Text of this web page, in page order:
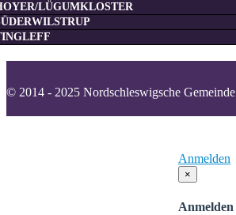
LÜGUMKLOSTER
© 2014 - 2025 Nordschleswigsche Gemeinde
Anmelden
×
Anmelden